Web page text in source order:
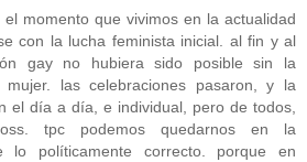
momento que vivimos en la actualidad
con la lucha feminista inicial. al fin y al
gay no hubiera sido posible sin la
las celebraciones pasaron, y la
el día a día, e individual, pero de todos,
tpc podemos quedarnos en la
lo políticamente correcto. porque en